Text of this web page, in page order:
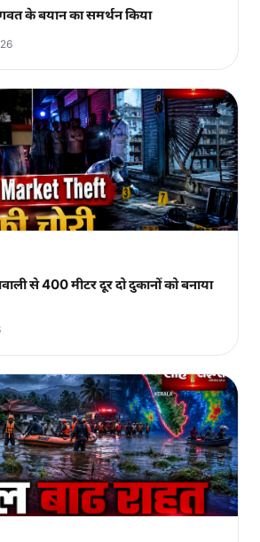
के बयान का समर्थन किया
से 400 मीटर दूर दो दुकानों को बनाया